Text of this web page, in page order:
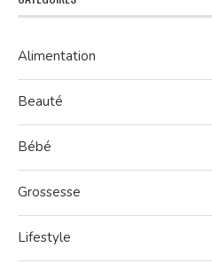
Alimentation
Beauté
Bébé
Grossesse
Lifestyle